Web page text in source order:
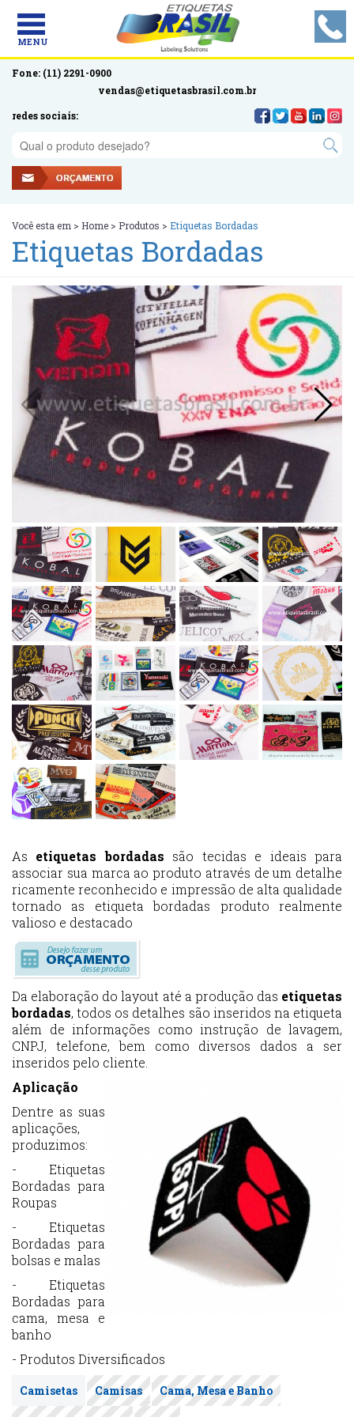
MENU
Fone: (11) 2291-0900
vendas@etiquetasbrasil.com.br
redes sociais:
Você esta em > Home > Produtos > Etiquetas Bordadas
Etiquetas Bordadas
As etiquetas bordadas são tecidas e ideais para
associar sua marca ao produto através de um detalhe
ricamente reconhecido e impressão de alta qualidade
tornado as etiqueta bordadas produto realmente
valioso e destacado
Da elaboração do layout até a produção das etiquetas
bordadas, todos os detalhes são inseridos na etiqueta
além de informações como instrução de lavagem,
CNPJ, telefone, bem como diversos dados a ser
inseridos pelo cliente.
Aplicação
Dentre as suas
aplicações,
produzimos:
- Etiquetas
Bordadas para
Roupas
- Etiquetas
Bordadas para
bolsas e malas
- Etiquetas
Bordadas para
cama, mesa e
banho
- Produtos Diversificados
Camisetas Camisas Cama, Mesa e Banho